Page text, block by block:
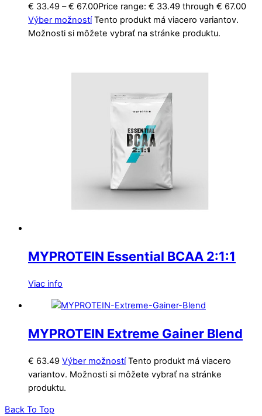
€ 33.49 – € 67.00Price range: € 33.49 through € 67.00
Výber možností Tento produkt má viacero variantov.
Možnosti si môžete vybrať na stránke produktu.
MYPROTEIN Essential BCAA 2:1:1
Viac info
MYPROTEIN Extreme Gainer Blend
€ 63.49 Výber možností Tento produkt má viacero
variantov. Možnosti si môžete vybrať na stránke
produktu.
Back To Top